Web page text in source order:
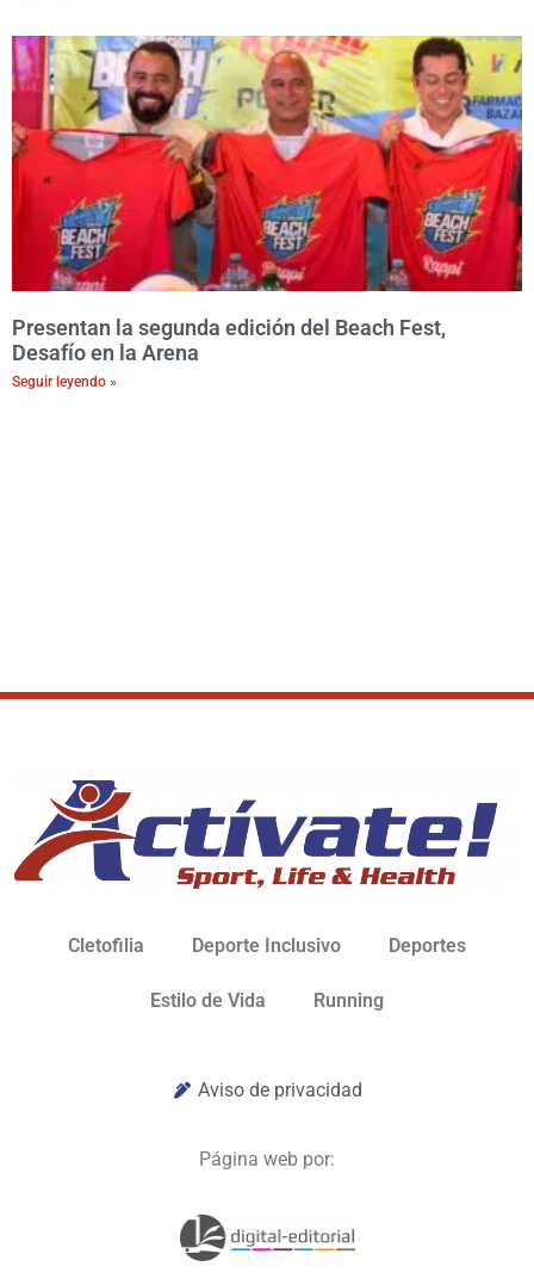
Presentan la segunda edición del Beach Fest,
Desafío en la Arena
Seguir leyendo »
Cletofilia Deporte Inclusivo Deportes
Estilo de Vida Running
Aviso de privacidad
Página web por: